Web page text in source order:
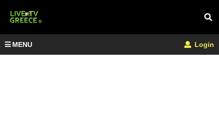
MENU Login